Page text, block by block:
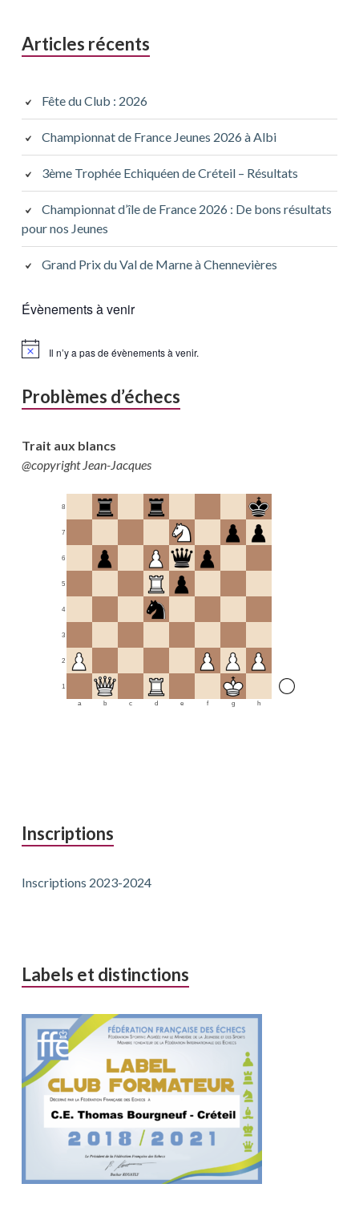
Articles récents
Fête du Club : 2026
Championnat de France Jeunes 2026 à Albi
3ème Trophée Echiquéen de Créteil – Résultats
Championnat d’île de France 2026 : De bons résultats
pour nos Jeunes
Grand Prix du Val de Marne à Chennevières
Évènements à venir
Il n’y a pas de évènements à venir.
Problèmes d’échecs
Trait aux blancs
@copyright Jean-Jacques
1
2
3
4
5
6
7
8
a b c d e f g h
Inscriptions
Inscriptions 2023-2024
Labels et distinctions